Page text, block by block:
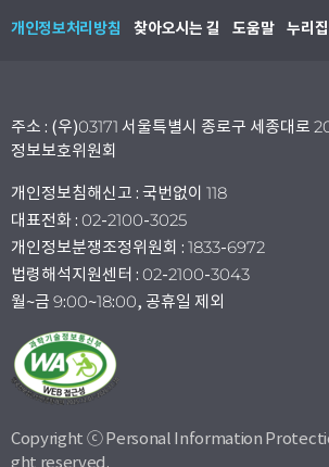
개인정보처리방침 찾아오시는 길 도움말 누리
주소 : (우)03171 서울특별시 종로구 세종대로
정보보호위원회
개인정보침해신고 : 국번없이 118
대표전화 : 02-2100-3025
개인정보분쟁조정위원회 : 1833-6972
법령해석지원센터 : 02-2100-3043
월~금 9:00~18:00, 공휴일 제외
Copyright ⓒ Personal Information
ght reserved.